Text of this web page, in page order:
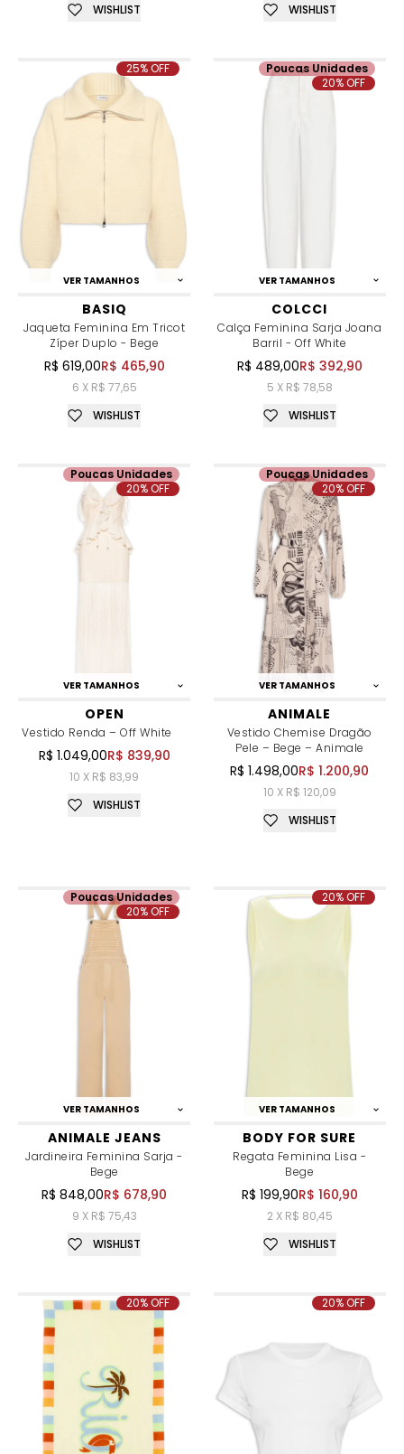
WISHLIST WISHLIST
VER TAMANHOS
BASIQ
Jaqueta Feminina Em Tricot
Zíper Duplo - Bege
R$ 619,00R$ 465,90
6 X R$ 77,65
25% OFF
WISHLIST
VER TAMANHOS
COLCCI
Calça Feminina Sarja Joana
Barril - Off White
R$ 489,00R$ 392,90
5 X R$ 78,58
Poucas Unidades
20% OFF
WISHLIST
VER TAMANHOS
OPEN
Vestido Renda – Off White
R$ 1.049,00R$ 839,90
10 X R$ 83,99
Poucas Unidades
20% OFF
WISHLIST
VER TAMANHOS
ANIMALE
Vestido Chemise Dragão
Pele – Bege – Animale
R$ 1.498,00R$ 1.200,90
10 X R$ 120,09
Poucas Unidades
20% OFF
WISHLIST
VER TAMANHOS
ANIMALE JEANS
Jardineira Feminina Sarja -
Bege
R$ 848,00R$ 678,90
9 X R$ 75,43
Poucas Unidades
20% OFF
WISHLIST
VER TAMANHOS
BODY FOR SURE
Regata Feminina Lisa -
Bege
R$ 199,90R$ 160,90
2 X R$ 80,45
20% OFF
WISHLIST
20% OFF 20% OFF